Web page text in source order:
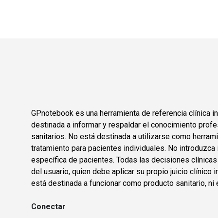
GPnotebook es una herramienta de referencia clínica
destinada a informar y respaldar el conocimiento
sanitarios. No está destinada a utilizarse como
tratamiento para pacientes individuales. No
específica de pacientes. Todas las decisiones
del usuario, quien debe aplicar su propio juicio clínico
está destinada a funcionar como producto sanitario, ni
Conectar